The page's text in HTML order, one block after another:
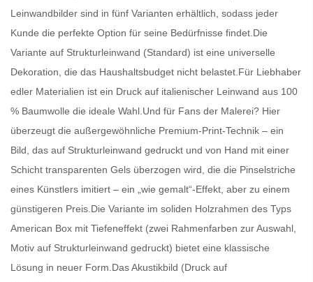
Leinwandbilder sind in fünf Varianten erhältlich, sodass jeder
Kunde die perfekte Option für seine Bedürfnisse findet.Die
Variante auf Strukturleinwand (Standard) ist eine universelle
Dekoration, die das Haushaltsbudget nicht belastet.Für Liebhaber
edler Materialien ist ein Druck auf italienischer Leinwand aus 100
% Baumwolle die ideale Wahl.Und für Fans der Malerei? Hier
überzeugt die außergewöhnliche Premium-Print-Technik – ein
Bild, das auf Strukturleinwand gedruckt und von Hand mit einer
Schicht transparenten Gels überzogen wird, die die Pinselstriche
eines Künstlers imitiert – ein „wie gemalt“-Effekt, aber zu einem
günstigeren Preis.Die Variante im soliden Holzrahmen des Typs
American Box mit Tiefeneffekt (zwei Rahmenfarben zur Auswahl,
Motiv auf Strukturleinwand gedruckt) bietet eine klassische
Lösung in neuer Form.Das Akustikbild (Druck auf